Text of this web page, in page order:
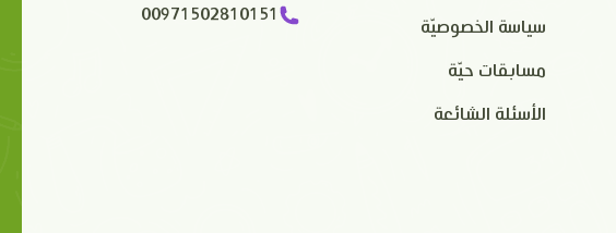
سياسة الخصوصيّة
مسابقات حيّة
الأسئلة الشائعة
00971502810151